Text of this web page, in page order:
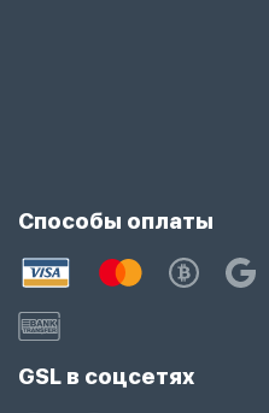
Способы оплаты
GSL в соцсетях